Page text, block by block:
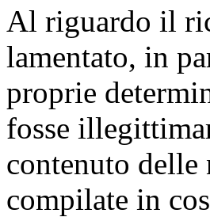
Al riguardo il
lamentato, in
proprie
fosse
contenuto delle
compilate in